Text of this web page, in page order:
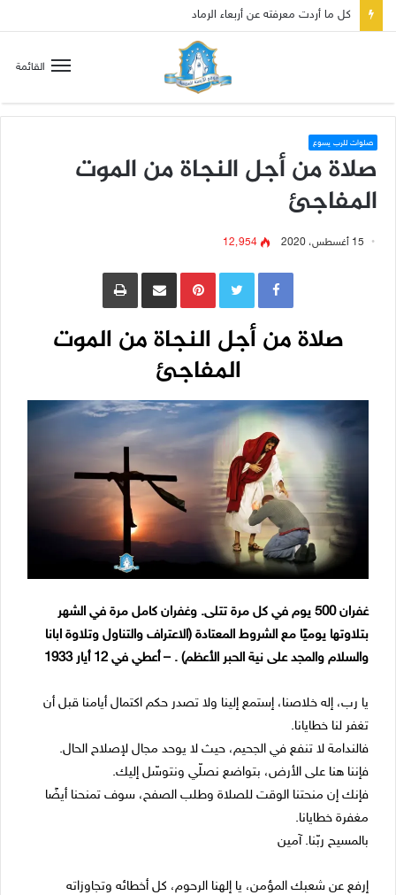
القائمة
صلوات للرب يسوع
صلاة من أجل النجاة من الموت
المفاجئ
15 أغسطس، 2020 12٬954
Pinterestمشاركة عبر البريد طباعة
صلاة من أجل النجاة من الموت
المفاجئ
غفران 500 يوم في كل مرة تتلى. وغفران كامل مرة في الشهر
بتلاوتها يوميًا مع الشروط المعتادة (الاعتراف والتناول وتلاوة ابانا
والسلام والمجد على نية الحبر الأعظم) . – أعطي في 12 أيار 1933
يا رب، إله خلاصنا، إستمع إلينا ولا تصدر حكم اكتمال أيامنا قبل أن
تغفر لنا خطايانا.
فالندامة لا تنفع في الجحيم، حيث لا يوحد مجال لإصلاح الحال.
فإننا هنا على الأرض، بتواضع نصلّي ونتوسّل إليك.
فإنك إن منحتنا الوقت للصلاة وطلب الصفح، سوف تمنحنا أيضًا
مغفرة خطايانا.
بالمسيح ربّنا. آمين
إرفع عن شعبك المؤمن، يا إلهنا الرحوم، كل أخطائه وتجاوزاته